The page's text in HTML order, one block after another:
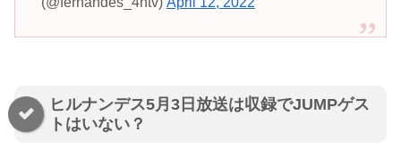
ヒルナンデス5月3日放送は収録でJUMPゲス
トはいない？